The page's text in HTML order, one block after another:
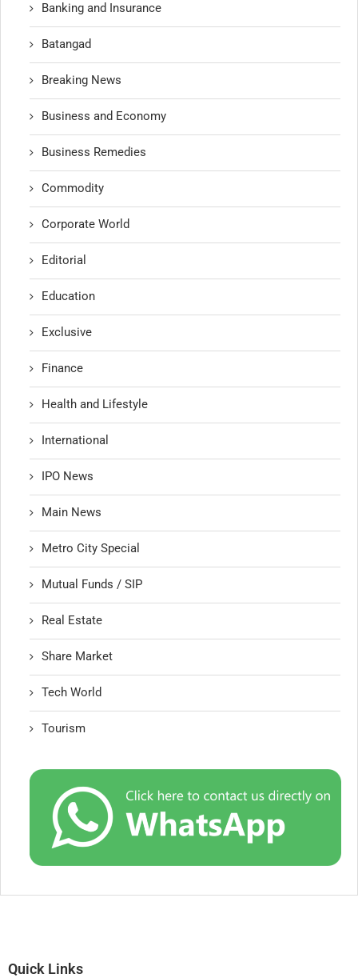
Banking and Insurance
Batangad
Breaking News
Business and Economy
Business Remedies
Commodity
Corporate World
Editorial
Education
Exclusive
Finance
Health and Lifestyle
International
IPO News
Main News
Metro City Special
Mutual Funds / SIP
Real Estate
Share Market
Tech World
Tourism
Quick Links